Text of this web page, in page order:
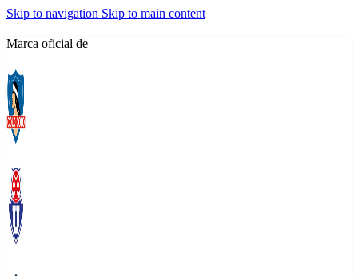
Skip to navigation Skip to main content
Marca oficial de